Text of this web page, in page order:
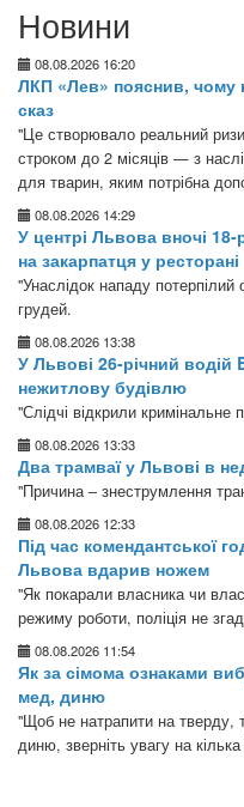
Новини
08.08.2026 16:20
ЛКП «Лев» пояснив, чому
сказ
"Це створювало реальний
строком до 2 місяців — з
для тварин, яким потрібна
08.08.2026 14:29
У центрі Львова вночі
на закарпатця у ресторані
"Унаслідок нападу потерпілий
грудей.
08.08.2026 13:38
У Львові 26-річний водій
нежитлову будівлю
"Слідчі відкрили кримінальне
08.08.2026 13:33
Два трамваї у Львові в
"Причина – знеструмлення
08.08.2026 12:33
Під час комендантської
Львова вдарив ножем
"Як покарали власника чи
режиму роботи, поліція не
08.08.2026 11:54
Як за сімома ознаками
мед, диню
"Щоб не натрапити на тверду,
диню, зверніть увагу на